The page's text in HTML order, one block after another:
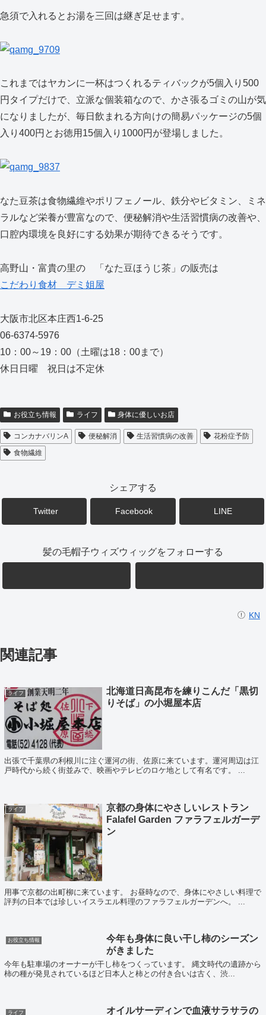
急須で入れるとお湯を三回は継ぎ足せます。
これまではヤカンに一杯はつくれるティバックが5個入り500
円タイプだけで、立派な個装箱なので、かさ張るゴミの山が気
になりましたが、毎日飲まれる方向けの簡易パッケージの5個
入り400円とお徳用15個入り1000円が登場しました。
なた豆茶は食物繊維やポリフェノール、鉄分やビタミン、ミネ
ラルなど栄養が豊富なので、便秘解消や生活習慣病の改善や、
口腔内環境を良好にする効果が期待できるそうです。
高野山・富貴の里の 「なた豆ほうじ茶」の販売は
こだわり食材 デミ姐屋
大阪市北区本庄西1-6-25
06-6374-5976
10：00～19：00（土曜は18：00まで）
休日日曜 祝日は不定休
お役立ち情報 ライフ 身体に優しいお店
コンカナバリンA 便秘解消 生活習慣病の改善
花粉症予防
食物繊維
シェアする
Twitter Facebook LINE
髪の毛帽子ウィズウィッグをフォローする
KN
関連記事
ライフ
北海道日高昆布を練りこんだ「黒切
りそば」の小堀屋本店
出張で千葉県の利根川に注ぐ運河の街、佐原に来ています。運河周辺は江
戸時代から続く街並みで、映画やテレビのロケ地として有名です。 ...
ライフ
京都の身体にやさしいレストラン
Falafel Garden ファラフェルガーデ
ン
用事で京都の出町柳に来ています。 お昼時なので、身体にやさしい料理で
評判の日本では珍しいイスラエル料理のファラフェルガーデンへ。 ...
お役立ち情報
今年も身体に良い干し柿のシーズン
がきました
今年も駐車場のオーナーが干し柿をつくっています。 縄文時代の遺跡から
柿の種が発見されているほど日本人と柿との付き合いは古く、渋...
ライフ オイルサーディンで血液サラサラの